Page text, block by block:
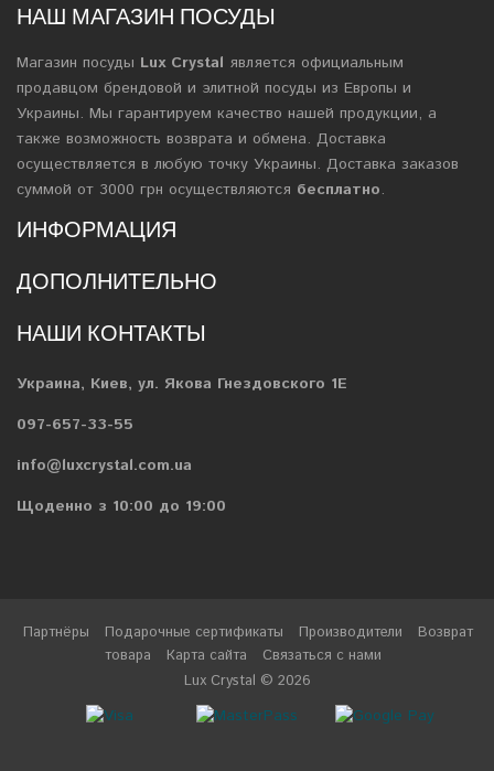
НАШ МАГАЗИН ПОСУДЫ
Магазин посуды Lux Crystal является официальным
продавцом брендовой и элитной посуды из Европы и
Украины. Мы гарантируем качество нашей продукции, а
также возможность возврата и обмена. Доставка
осуществляется в любую точку Украины. Доставка заказов
суммой от 3000 грн осуществляются бесплатно.
ИНФОРМАЦИЯ
ДОПОЛНИТЕЛЬНО
НАШИ КОНТАКТЫ
Украина, Киев, ул. Якова Гнездовского 1Е
097-657-33-55
info@luxcrystal.com.ua
Щоденно з 10:00 до 19:00
Партнёры Подарочные сертификаты Производители
Возврат
товара
Карта сайта
Связаться с нами
Lux Crystal © 2026